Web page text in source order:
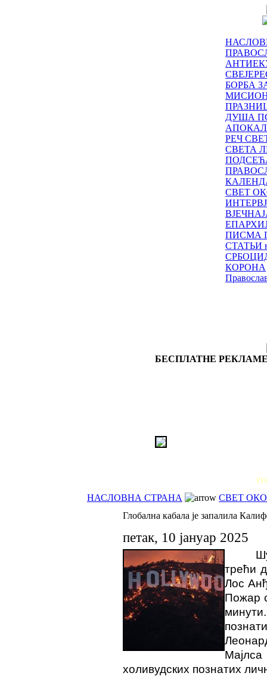
БОРБА
ДУША
РЕЧ
СВЕТА
СВЕТ
ПИСМА
СТАТЬИ
КОРОНА
БЕСПЛАТНЕ
НАСЛОВНА СТРАНА
СВЕТ
Глобална кабала је запалила
петак, 10 јануар 2025
трећи
Лос
Пожар
холивудских познатих